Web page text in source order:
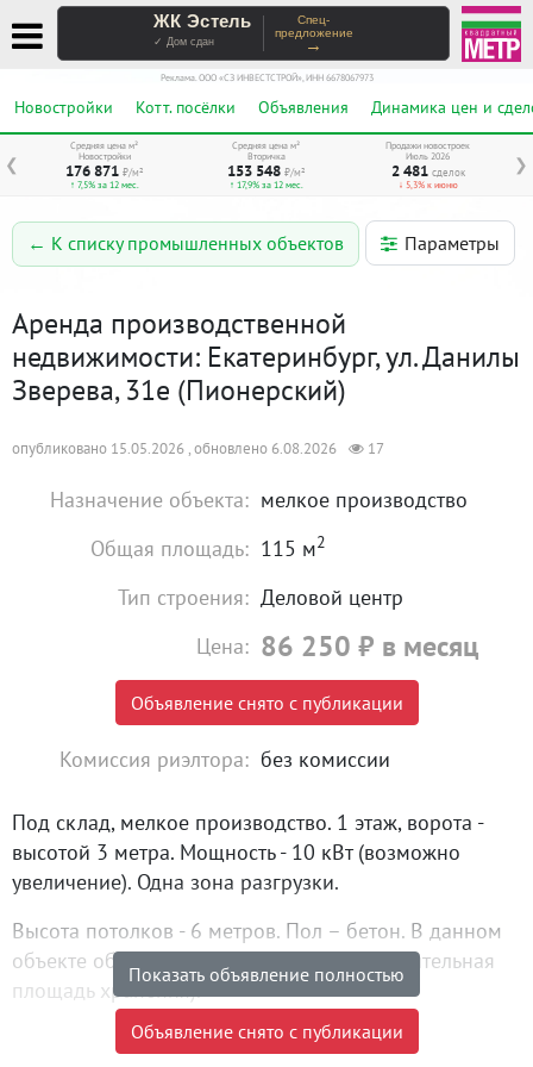
ЖК Эстель
✓ Дом сдан
Спец-
предложение
→
Реклама. ООО «СЗ ИНВЕСТСТРОЙ», ИНН 6678067973
Новостройки Котт. посёлки Объявления Динамика цен и
❮ ❯
Средняя цена м²
Новостройки
176 871 ₽/м²
↑ 7,5% за 12 мес.
Средняя цена м²
Вторичка
153 548 ₽/м²
↑ 17,9% за 12 мес.
Продажи новостроек
Июль 2026
2 481 сделок
↓ 5,3% к июню
← К списку промышленных объектов Параметры
Аренда производственной
недвижимости: Екатеринбург, ул. Данилы
Зверева, 31е (Пионерский)
опубликовано 15.05.2026 , обновлено 6.08.2026 17
Назначение объекта: мелкое производство
Общая площадь: 115 м2
Тип строения: Деловой центр
Цена: 86 250 ₽ в месяц
Объявление снято с публикации
Комиссия риэлтора: без комиссии
Под склад, мелкое производство. 1 этаж, ворота -
высотой 3 метра. Мощность - 10 кВт (возможно
увеличение). Одна зона разгрузки.
Высота потолков - 6 метров. Пол – бетон. В данном
объекте оборудован второй этаж (дополнительная
площадь хранения).
Возможно демонтировать. Дополнительно можно
Показать объявление полностью
Объявление снято с публикации